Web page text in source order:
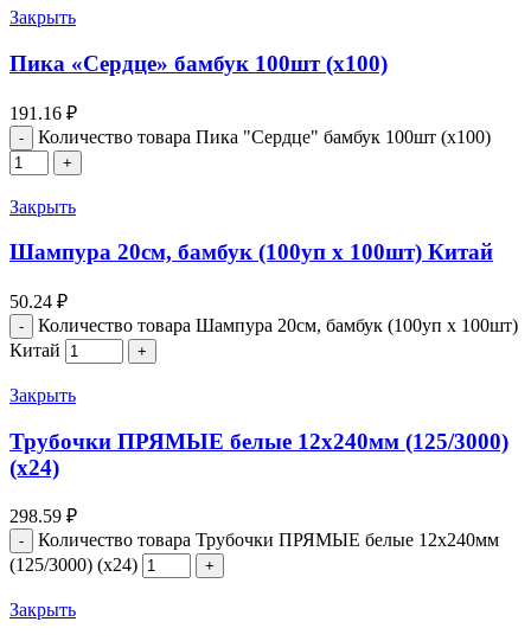
Закрыть
Пика «Сердце» бамбук 100шт (х100)
191.16 ₽
Количество товара Пика "Сердце" бамбук 100шт (х100)
Закрыть
Шампура 20см, бамбук (100уп х 100шт) Китай
50.24 ₽
Количество товара Шампура 20см, бамбук (100уп х 100шт)
Китай
Закрыть
Трубочки ПРЯМЫЕ белые 12х240мм (125/3000)
(х24)
298.59 ₽
Количество товара Трубочки ПРЯМЫЕ белые 12х240мм
(125/3000) (х24)
Закрыть